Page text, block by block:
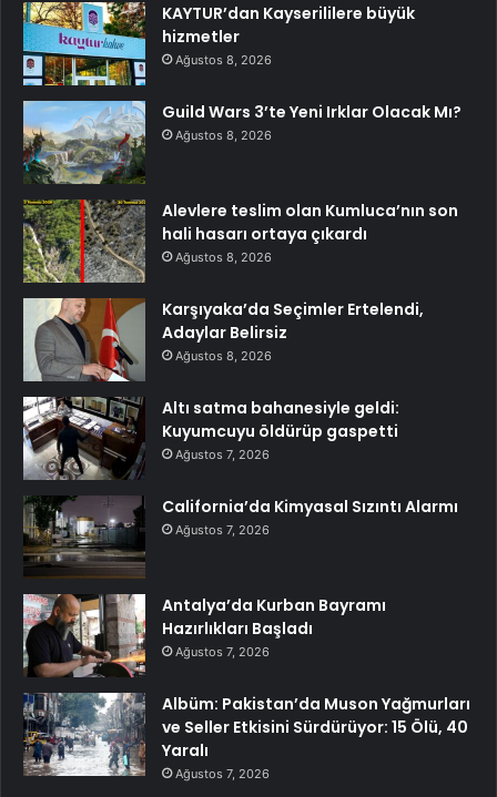
KAYTUR’dan Kayserililere büyük
hizmetler
Ağustos 8, 2026
Guild Wars 3’te Yeni Irklar Olacak Mı?
Ağustos 8, 2026
Alevlere teslim olan Kumluca’nın son
hali hasarı ortaya çıkardı
Ağustos 8, 2026
Karşıyaka’da Seçimler Ertelendi,
Adaylar Belirsiz
Ağustos 8, 2026
Altı satma bahanesiyle geldi:
Kuyumcuyu öldürüp gaspetti
Ağustos 7, 2026
California’da Kimyasal Sızıntı Alarmı
Ağustos 7, 2026
Antalya’da Kurban Bayramı
Hazırlıkları Başladı
Ağustos 7, 2026
Albüm: Pakistan’da Muson Yağmurları
ve Seller Etkisini Sürdürüyor: 15 Ölü, 40
Yaralı
Ağustos 7, 2026